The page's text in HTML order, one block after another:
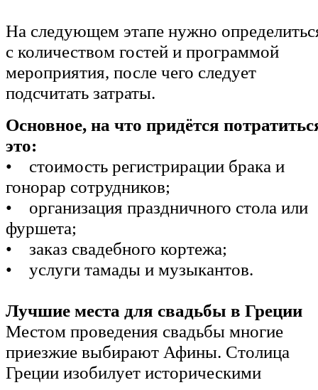
На следующем этапе нужно
с количеством гостей и программой
мероприятия, после чего следует
подсчитать затраты.
Основное, на что придётся
это:
• стоимость регистрирации брака и
гонорар сотрудников;
• организация праздничного стола или
фуршета;
• заказ свадебного кортежа;
• услуги тамады и музыкантов.
Лучшие места для свадьбы в Греции
Местом проведения свадьбы многие
приезжие выбирают Афины. Столица
Греции изобилует историческими